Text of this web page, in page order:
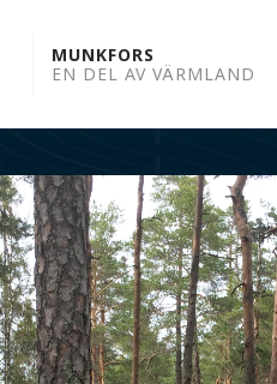
MUNKFORS
EN DEL AV VÄRMLAND